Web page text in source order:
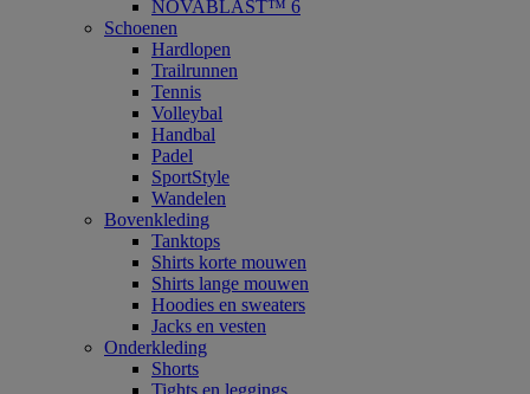
NOVABLAST™ 6
Schoenen
Hardlopen
Trailrunnen
Tennis
Volleybal
Handbal
Padel
SportStyle
Wandelen
Bovenkleding
Tanktops
Shirts korte mouwen
Shirts lange mouwen
Hoodies en sweaters
Jacks en vesten
Onderkleding
Shorts